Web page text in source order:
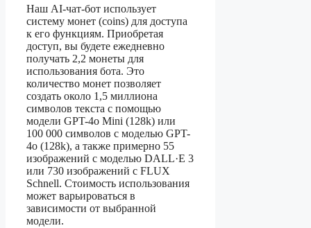
Наш AI-чат-бот использует
систему монет (coins) для доступа
к его функциям. Приобретая
доступ, вы будете ежедневно
получать 2,2 монеты для
использования бота. Это
количество монет позволяет
создать около 1,5 миллиона
символов текста с помощью
модели GPT-4o Mini (128k) или
100 000 символов с моделью GPT-
4o (128k), а также примерно 55
изображений с моделью DALL·E 3
или 730 изображений с FLUX
Schnell. Стоимость использования
может варьироваться в
зависимости от выбранной
модели.